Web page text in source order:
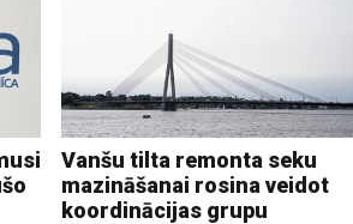
Vanšu tilta remonta seku
mazināšanai rosina veidot
koordinācijas grupu